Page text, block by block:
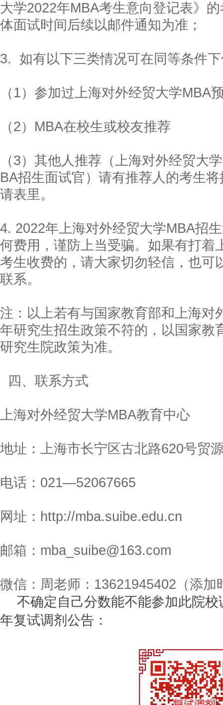
大学2022年MBA考生意向登记表》
体面试时间后续以邮件通知为准；
3. 如有以下三类情况可在同等条件
（1）参加过上海对外经贸大学MBA
（2）MBA在校生或校友推荐
（3）其他人推荐（上海对外经贸大
BA招生面试官）请有推荐人的考生
请表里。
4. 2022年上海对外经贸大学MBA招
何费用，谨防上当受骗。如果有打着
考生收费的，请大家切勿轻信，也可
联系。
注：以上若有与国家教育部和上海对
年研究生招生政策不符的，以国家教
研究生院政策为准。
四、联系方式
上海对外经贸大学MBA教育中心
地址：上海市长宁区古北路620号贸
电话：021—52067665
网址：http://mba.suibe.edu.cn
邮箱：mba_suibe@163.com
微信：周老师：13621945402（添加
不确定自己分数能不能参加此院
年复试调剂公告：